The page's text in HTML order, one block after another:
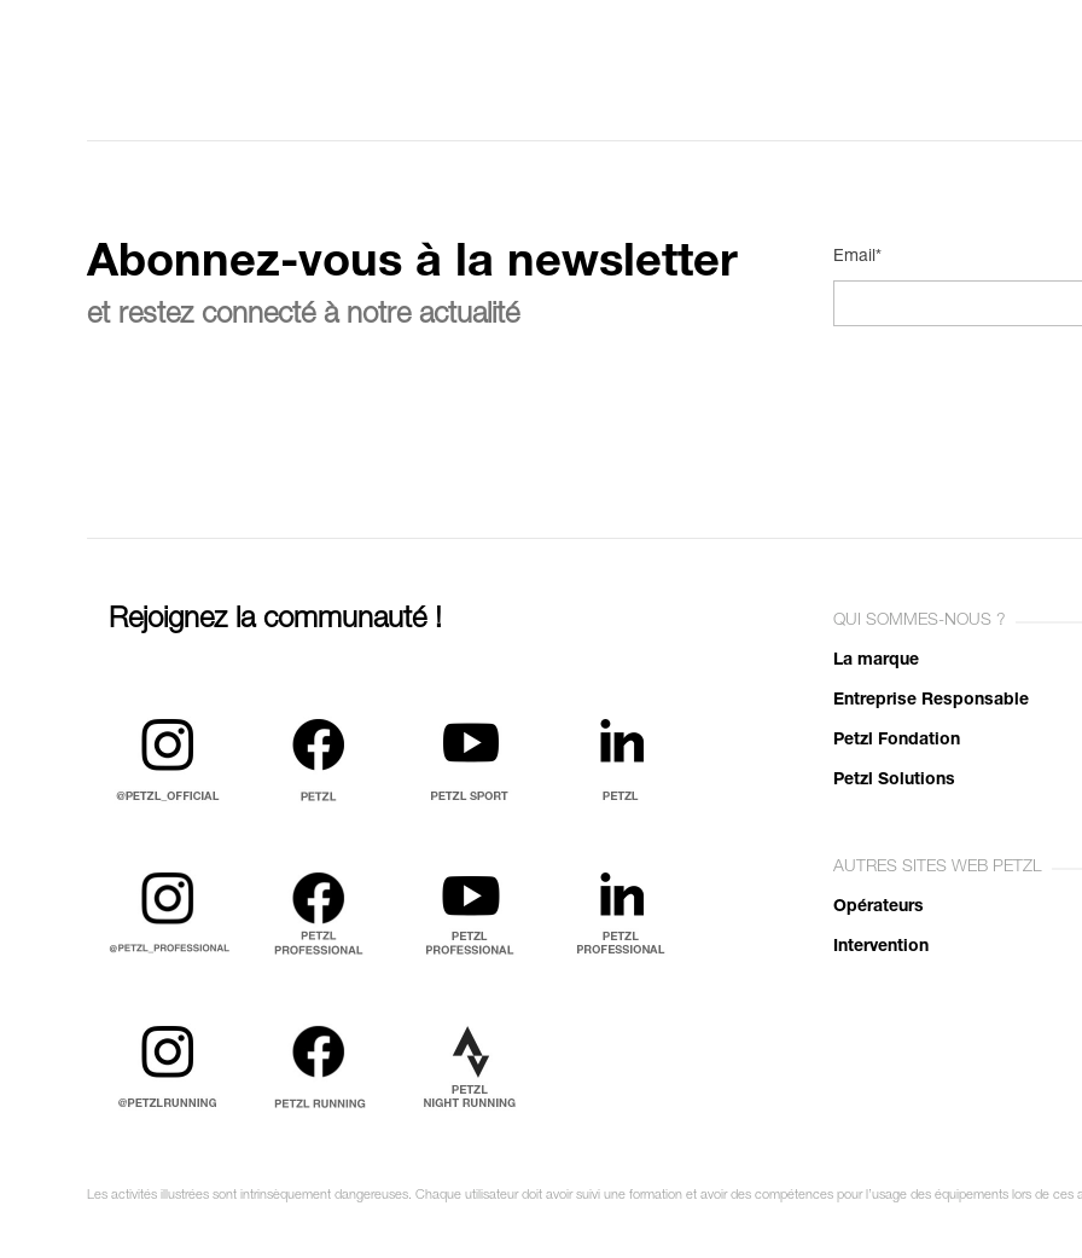
Abonnez-vous à la newsletter
et restez connecté à notre actualité
Email*
Rejoignez la communauté ! QUI SOMMES-NOUS ?
La marque
Entreprise Responsable
Petzl Fondation
Petzl Solutions
AUTRES SITES WEB PETZL
Opérateurs
Intervention
Les activités illustrées sont intrinsèquement dangereuses. Chaque utilisateur doit avoir suivi une formation et avoir des compétences pour l’usage des équipements lors de ces